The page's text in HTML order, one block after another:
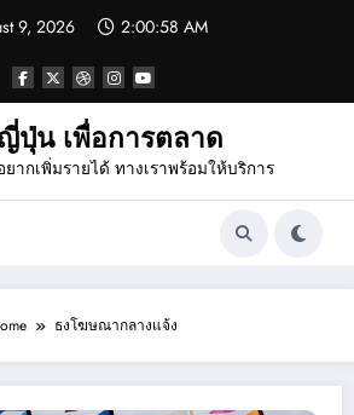
9, 2026 2:00:59 AM
ปุ่น เพื่อการตลาด
ากเพิ่มรายได้ ทางเราพร้อมให้บริการ
ธงโฆษณากลางแจ้ง